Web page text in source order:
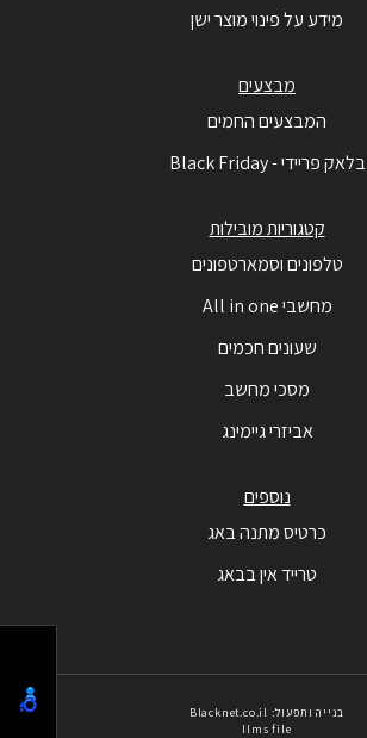
מידע על פינוי מוצר ישן
מבצעים
המבצעים החמים
בלאק פריידי - Black Friday
קטגוריות מובילות
טלפונים וסמארטפונים
מחשבי All in one
שעונים חכמים
מסכי מחשב
אביזרי גיימינג
נוספים
כרטיס מתנה באג
טרייד אין בבאג
בנייה ותפעול: Blacknet.co.il
llms file